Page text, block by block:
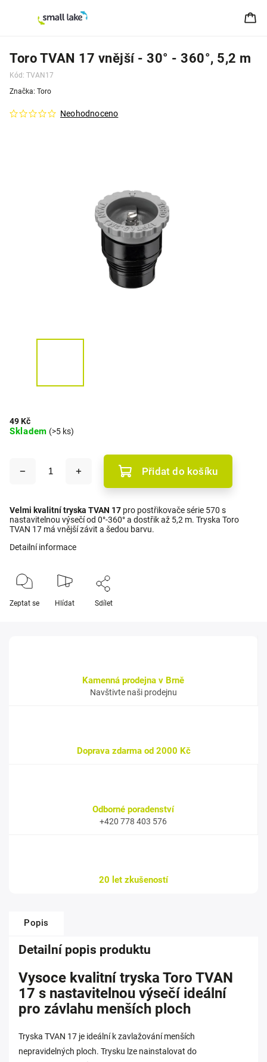
Toro TVAN 17 vnější - 30° - 360°, 5,2 m
Kód: TVAN17
Neohodnoceno
Značka: Toro
49 Kč
Skladem (>5 ks)
Přidat do košíku
Velmi kvalitní tryska TVAN 17 pro postřikovače série 570 s
nastavitelnou výsečí od 0°-360° a dostřik až 5,2 m. Tryska Toro
TVAN 17 má vnější závit a šedou barvu.
Detailní informace
Zeptat se Hlídat Sdílet
Kamenná prodejna v Brně
Navštivte naši prodejnu
Doprava zdarma od 2000 Kč
Odborné poradenství
+420 778 403 576
20 let zkušeností
Popis
Detailní popis produktu
Vysoce kvalitní tryska Toro TVAN
17 s nastavitelnou výsečí ideální
pro závlahu menších ploch
Tryska TVAN 17 je ideální k zavlažování menších
nepravidelných ploch. Trysku lze nainstalovat do